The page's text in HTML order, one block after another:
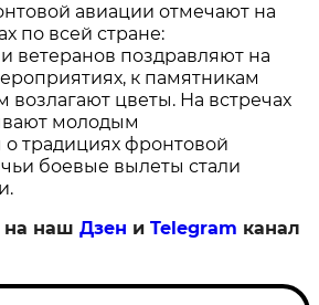
авиации отмечают на
по всей стране:
ветеранов поздравляют на
к памятникам
возлагают цветы. На встречах
молодым
традициях фронтовой
боевые вылеты стали
на нашДзен иTelegram канал